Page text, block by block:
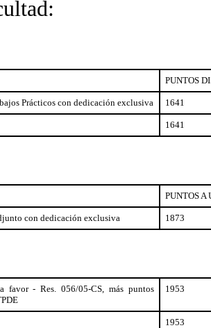
PUNTOS
Prácticos con dedicación exclusiva 1641
1641
PUNTOS
con dedicación exclusiva 1873
favor - Res. 056/05-CS, más puntos
1953
1953